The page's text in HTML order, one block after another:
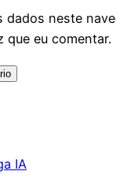
dados neste
que eu comentar.
IA